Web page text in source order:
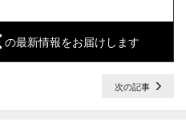
の最新情報をお届けします
次の記事